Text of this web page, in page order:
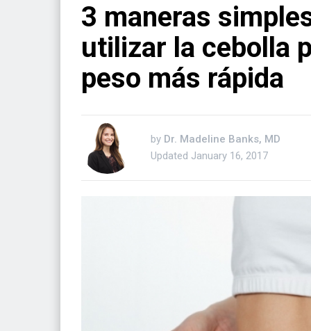
3 maneras
utilizar la cebolla
peso más rápida
by Dr. Madeline Banks, MD
Updated January 16, 2017